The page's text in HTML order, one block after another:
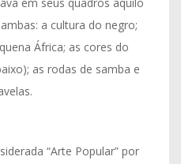
a cultura do negro;
África; as cores do
as rodas de samba e
“Arte Popular” por